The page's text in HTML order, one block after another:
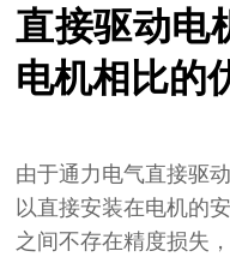
直接驱动电
电机相比的
由于通力电气直接驱
以直接安装在电机的
之间不存在精度损失